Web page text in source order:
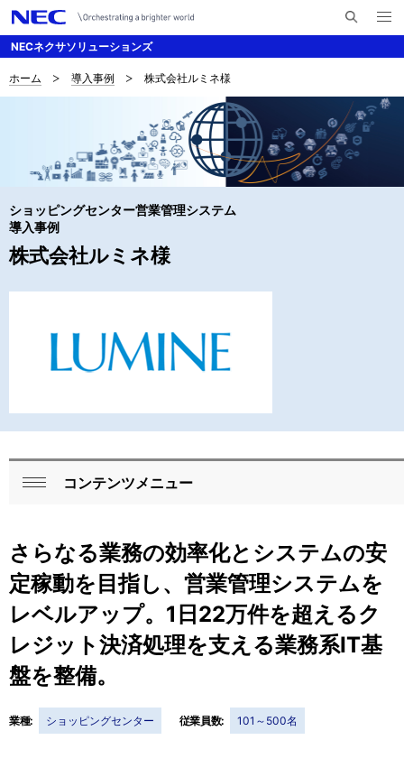
NECネクサソリューションズ
検
索
メ
ニ
く
ナ
ョ
ン
サ
の
現
ホーム 導入事例 株式会社ルミネ様
ショッピングセンター営業管理システム
導入事例
株式会社ルミネ様
ロ
カ
ル
ナ
ビ
ゲ
ー
る
コンテンツメニュー
さらなる業務の効率化とシステムの安
定稼動を目指し、営業管理システムを
レベルアップ。1日22万件を超えるク
レジット決済処理を支える業務系IT基
盤を整備。
業種: ショッピングセンター 従業員数: 101～500名